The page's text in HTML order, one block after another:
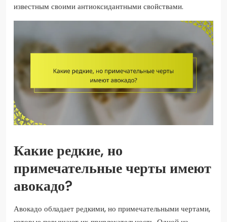
известным своими антиоксидантными свойствами.
Какие редкие, но
примечательные черты имеют
авокадо?
Авокадо обладает редкими, но примечательными чертами,